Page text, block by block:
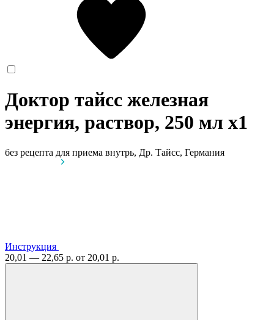
Доктор тайсс железная
энергия, раствор, 250 мл x1
без рецепта для приема внутрь, Др. Тайсс, Германия
Инструкция
20,01 — 22,65 р. от 20,01 р.